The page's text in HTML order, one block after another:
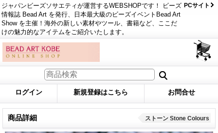
ジャパンビーズソサエティが運営するWEBSHOPです！ ビーズ
情報誌 Bead Art を発行、日本最大級のビーズイベントBead Art
Show を主催！海外の新しい素材やツール、書籍など、ここだ
けの魅力的なアイテムをご紹介いたします。
PCサイト
ログイン 新規登録はこちら お問合せ
商品詳細 ストーン Stone Colours